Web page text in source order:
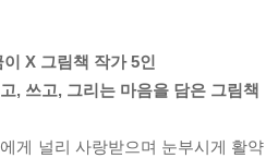
X 그림책 작가 5인
, 쓰고, 그리는 마음을 담은 그림책
게 널리 사랑받으며 눈부시게 활